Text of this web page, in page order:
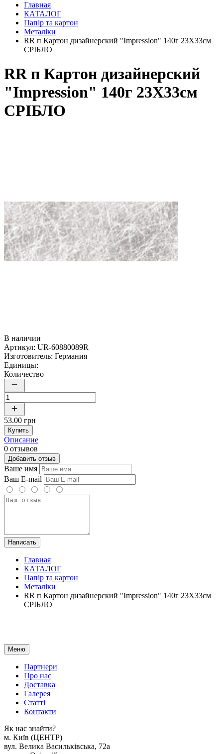
Главная
КАТАЛОГ
Папір та картон
Металіки
RR п Картон дизайнерский "Impression" 140г 23Х33см
СРІБЛО
RR п Картон дизайнерский
"Impression" 140г 23Х33см
СРІБЛО
В наличии
Артикул: UR-60880089R
Изготовитель: Германия
Единицы:
Количество
53.00 грн
Купить
Описание
0 отзывов
Добавить отзыв
Ваше имя
Ваш E-mail
Написать
Главная
КАТАЛОГ
Папір та картон
Металіки
RR п Картон дизайнерский "Impression" 140г 23Х33см
СРІБЛО
Меню
Партнери
Про нас
Доставка
Галерея
Статтi
Контакти
Як наc знайти?
м. Киïв (ЦЕНТР)
вул. Велика Васильківська, 72а